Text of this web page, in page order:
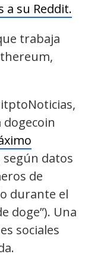
a su Reddit.
trabaja
según datos
de
durante el
doge”). Una
sociales